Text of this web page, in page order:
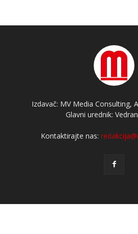
Izdavač: MV Media Consulting,
Glavni urednik:
Kontaktirajte nas: